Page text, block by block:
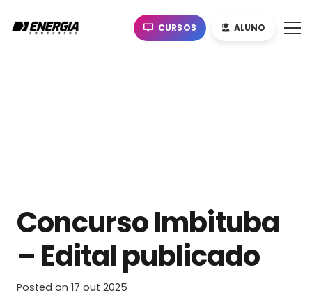
CURSOS ALUNO
Concurso Imbituba
– Edital publicado
Posted on 17 out 2025